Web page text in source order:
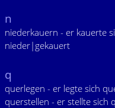
n
niederkauern - er kauerte
nieder|gekauert
q
querlegen - er legte sich
querstellen - er stellte